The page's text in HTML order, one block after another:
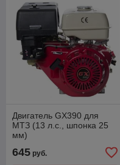
Двигатель GX390 для
МТЗ (13 л.с., шпонка 25
мм)
645 руб.